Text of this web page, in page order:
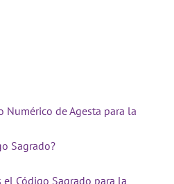
Numérico de Agesta para la
Sagrado?
el Código Sagrado para la